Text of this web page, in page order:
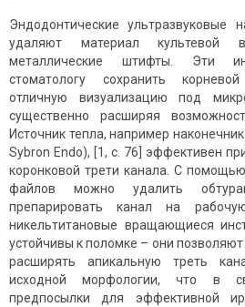
Эндодонтические ультразвуковые
удаляют материал культевой
металлические штифты. Эти
стоматологу сохранить
отличную визуализацию под
существенно расширяя
Источник тепла, например
Sybron Endo), [1, с. 76] эффективен
коронковой трети канала. С
файлов можно удалить
препарировать канал на
никельтитановые вращающиеся
устойчивы к поломке – они
расширять апикальную треть
исходной морфологии, что в
предпосылки для эффективной